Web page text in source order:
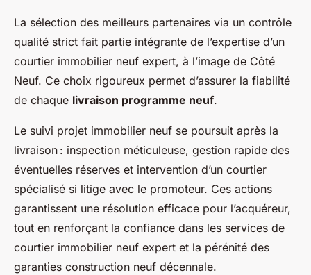
La sélection des meilleurs partenaires via un contrôle
qualité strict fait partie intégrante de l’expertise d’un
courtier immobilier neuf expert, à l’image de Côté
Neuf. Ce choix rigoureux permet d’assurer la fiabilité
de chaque livraison programme neuf.
Le suivi projet immobilier neuf se poursuit après la
livraison : inspection méticuleuse, gestion rapide des
éventuelles réserves et intervention d’un courtier
spécialisé si litige avec le promoteur. Ces actions
garantissent une résolution efficace pour l’acquéreur,
tout en renforçant la confiance dans les services de
courtier immobilier neuf expert et la pérénité des
garanties construction neuf décennale.